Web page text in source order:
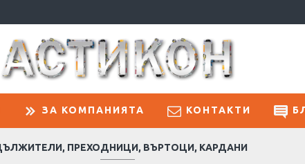
ЗА КОМПАНИЯТА КОНТАКТИ
ПРЕХОДНИЦИ, ВЪРТОЦИ, КАРДАНИ